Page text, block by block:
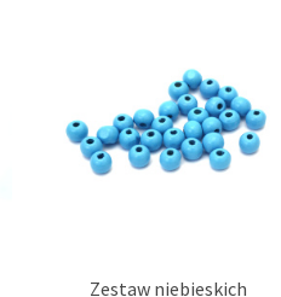
Zestaw niebieskich